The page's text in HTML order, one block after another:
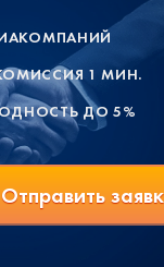
1 МИН.
ДО 5%
Отправить